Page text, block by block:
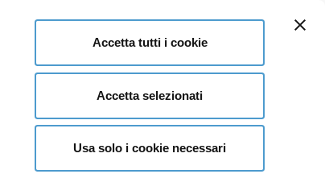
Accetta tutti i cookie
Accetta selezionati
Usa solo i cookie necessari